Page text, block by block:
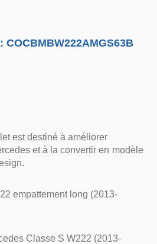
:COCBMBW222AMGS63B
est destiné à améliorer
et à la convertir en modèle
empattement long (2013-
Classe S W222 (2013-